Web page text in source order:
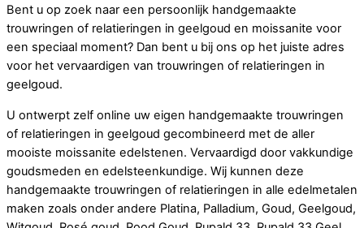
Bent u op zoek naar een persoonlijk handgemaakte
trouwringen of relatieringen in geelgoud en moissanite voor
een speciaal moment? Dan bent u bij ons op het juiste adres
voor het vervaardigen van trouwringen of relatieringen in
geelgoud.
U ontwerpt zelf online uw eigen handgemaakte trouwringen
of relatieringen in geelgoud gecombineerd met de aller
mooiste moissanite edelstenen. Vervaardigd door vakkundige
goudsmeden en edelsteenkundige. Wij kunnen deze
handgemaakte trouwringen of relatieringen in alle edelmetalen
maken zoals onder andere Platina, Palladium, Goud, Geelgoud,